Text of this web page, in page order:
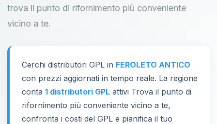
trova il punto di rifornimento più conveniente
vicino a te.
Cerchi distributori GPL in FEROLETO ANTICO
con prezzi aggiornati in tempo reale. La regione
conta 1 distributori GPL attivi Trova il punto di
rifornimento più conveniente vicino a te,
confronta i costi del GPL e pianifica il tuo